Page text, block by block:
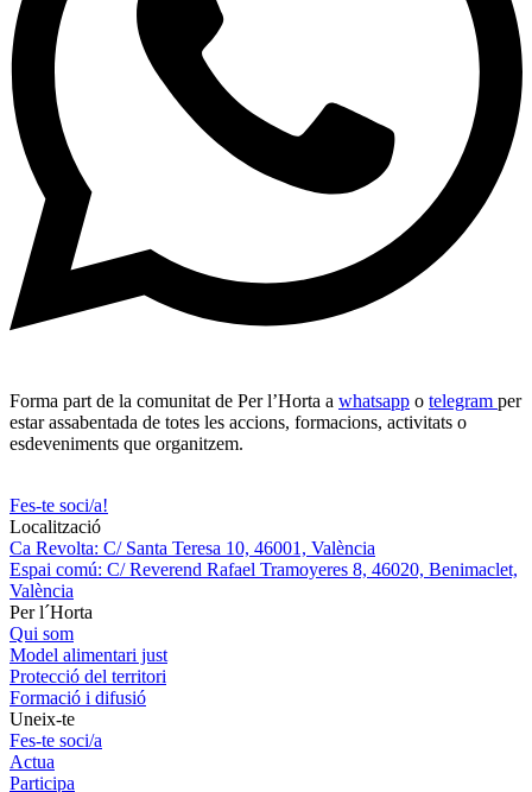
Forma part de la comunitat de Per l’Horta a whatsapp o telegram per
estar assabentada de totes les accions, formacions, activitats o
esdeveniments que organitzem.
Fes-te soci/a!
Localització
Ca Revolta: C/ Santa Teresa 10, 46001, València
Espai comú: C/ Reverend Rafael Tramoyeres 8, 46020, Benimaclet,
València
Per l´Horta
Qui som
Model alimentari just
Protecció del territori
Formació i difusió
Uneix-te
Fes-te soci/a
Actua
Participa